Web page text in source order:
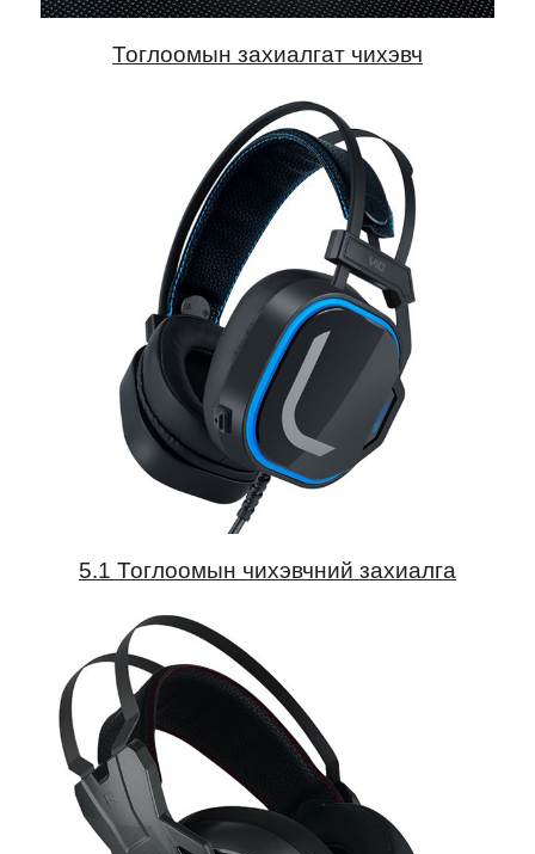
Тоглоомын захиалгат чихэвч
5.1 Тоглоомын чихэвчний захиалга